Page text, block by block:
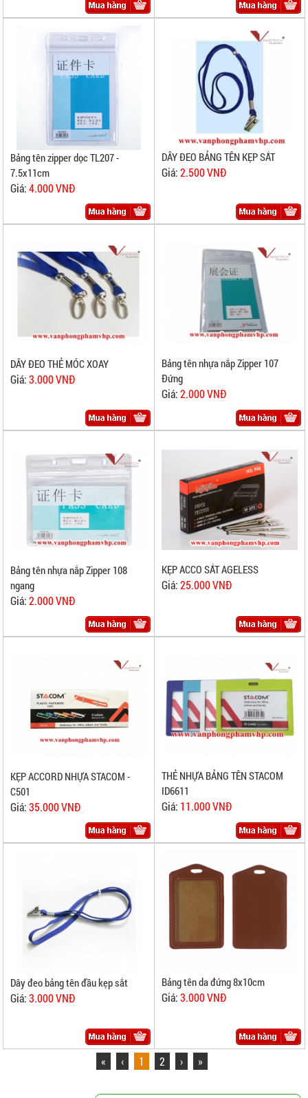
Bảng tên zipper dọc TL207 -
7.5x11cm
Giá:4.000 VNĐ
DÂY ĐEO BẢNG TÊN KẸP SẮT
Giá:2.500 VNĐ
DÂY ĐEO THẺ MÓC XOAY
Giá:3.000 VNĐ
Bảng tên nhựa nắp Zipper 107
Đứng
Giá:2.000 VNĐ
Bảng tên nhựa nắp Zipper 108
ngang
Giá:2.000 VNĐ
KẸP ACCO SẮT AGELESS
Giá:25.000 VNĐ
KẸP ACCORD NHỰA STACOM -
C501
Giá:35.000 VNĐ
THẺ NHỰA BẢNG TÊN STACOM
ID6611
Giá: 11.000 VNĐ
Dây đeo bảng tên đầu kẹp sắt
Giá:3.000 VNĐ
Bảng tên da đứng 8x10cm
Giá:3.000 VNĐ
« ‹ 1 2 › »